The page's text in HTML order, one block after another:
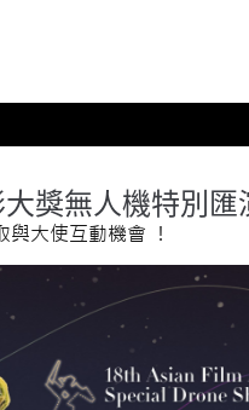
獎無人機特別匯
與大使互動機會 ！